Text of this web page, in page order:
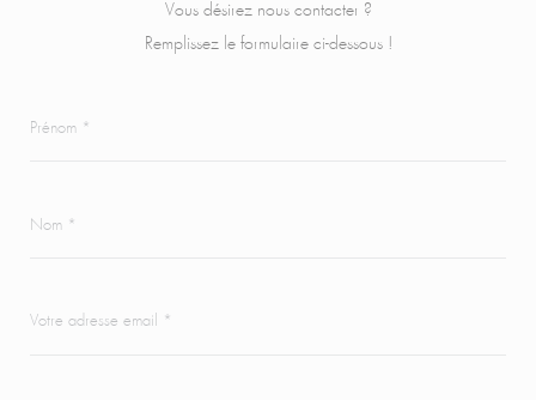
Vous désirez nous contacter ?
Remplissez le formulaire ci-dessous !